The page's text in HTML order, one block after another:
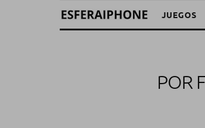
JUEGOS
POR